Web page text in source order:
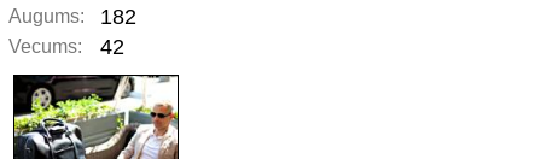
Augums: 182
Vecums: 42